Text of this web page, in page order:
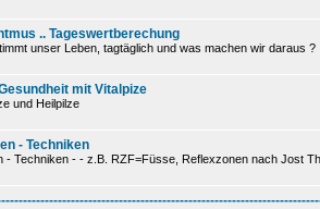
.. Tageswertberechung
unser Leben, tagtäglich und was machen wir daraus ?
mit Vitalpize
und Heilpilze
- Techniken
- Techniken - - z.B. RZF=Füsse, Reflexzonen nach Jost